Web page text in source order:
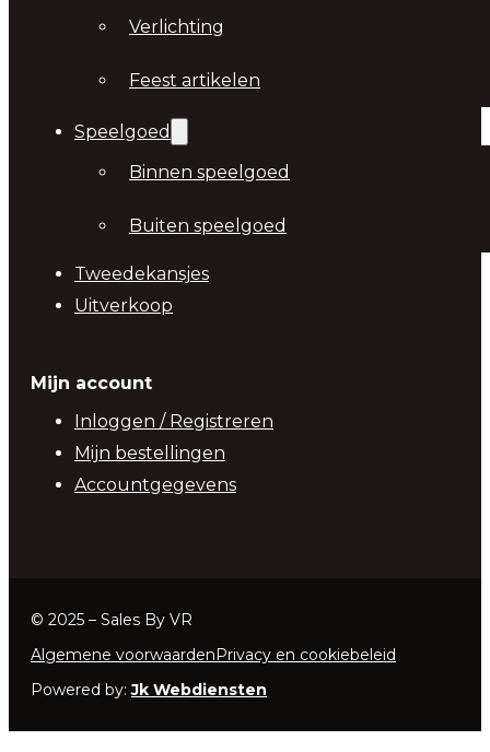
Verlichting
Feest artikelen
Speelgoed
Binnen speelgoed
Buiten speelgoed
Tweedekansjes
Uitverkoop
Mijn account
Inloggen / Registreren
Mijn bestellingen
Accountgegevens
© 2025 – Sales By VR
Algemene voorwaardenPrivacy en cookiebeleid
Powered by:Jk Webdiensten